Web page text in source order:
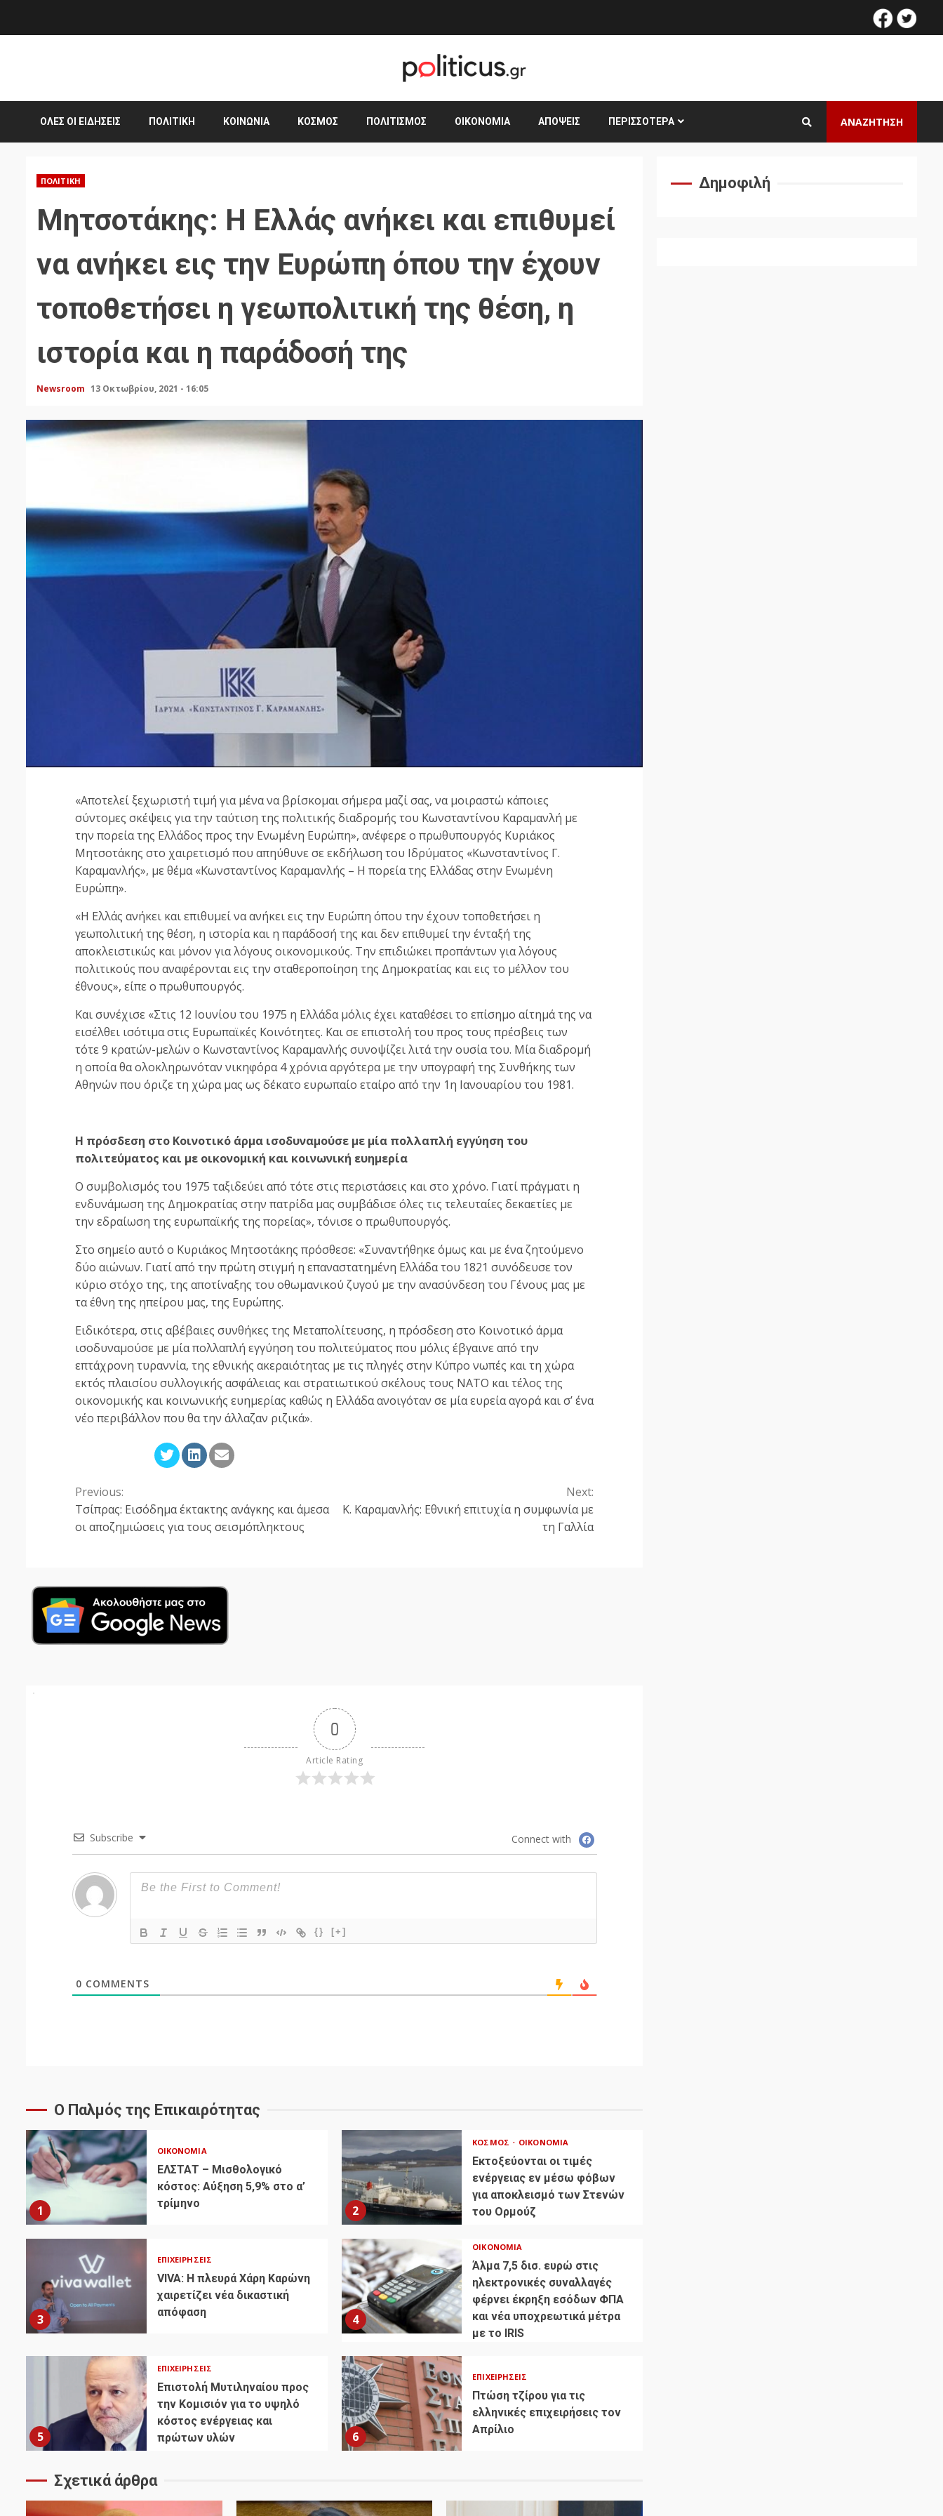
facebook
ΌΛΕΣ ΟΙ ΕΙΔΉΣΕΙΣ ΠΟΛΙΤΙΚΉ ΚΟΙΝΩΝΊΑ ΚΌΣΜΟΣ ΠΟΛΙΤΙΣΜΌΣ ΟΙΚΟΝΟΜΊΑ ΑΠΌΨΕΙΣ ΠΕΡΙΣΣΌΤΕΡΑ ΑΝΑΖΗΤΗΣΗ
ΠΟΛΙΤΙΚΉ
Μητσοτάκης: Η Ελλάς ανήκει και επιθυμεί
να ανήκει εις την Ευρώπη όπου την έχουν
τοποθετήσει η γεωπολιτική της θέση, η
ιστορία και η παράδοσή της
Newsroom 13 Οκτωβρίου, 2021 - 16:05
«Αποτελεί ξεχωριστή τιμή για μένα να βρίσκομαι σήμερα μαζί σας, να μοιραστώ κάποιες
σύντομες σκέψεις για την ταύτιση της πολιτικής διαδρομής του Κωνσταντίνου Καραμανλή με
την πορεία της Ελλάδος προς την Ενωμένη Ευρώπη», ανέφερε ο πρωθυπουργός Κυριάκος
Μητσοτάκης στο χαιρετισμό που απηύθυνε σε εκδήλωση του Ιδρύματος «Κωνσταντίνος Γ.
Καραμανλής», με θέμα «Κωνσταντίνος Καραμανλής – Η πορεία της Ελλάδας στην Ενωμένη
Ευρώπη».
«Η Ελλάς ανήκει και επιθυμεί να ανήκει εις την Ευρώπη όπου την έχουν τοποθετήσει η
γεωπολιτική της θέση, η ιστορία και η παράδοσή της και δεν επιθυμεί την ένταξή της
αποκλειστικώς και μόνον για λόγους οικονομικούς. Την επιδιώκει προπάντων για λόγους
πολιτικούς που αναφέρονται εις την σταθεροποίηση της Δημοκρατίας και εις το μέλλον του
έθνους», είπε ο πρωθυπουργός.
Και συνέχισε «Στις 12 Ιουνίου του 1975 η Ελλάδα μόλις έχει καταθέσει το επίσημο αίτημά της να
εισέλθει ισότιμα στις Ευρωπαϊκές Κοινότητες. Και σε επιστολή του προς τους πρέσβεις των
τότε 9 κρατών-μελών ο Κωνσταντίνος Καραμανλής συνοψίζει λιτά την ουσία του. Μία διαδρομή
η οποία θα ολοκληρωνόταν νικηφόρα 4 χρόνια αργότερα με την υπογραφή της Συνθήκης των
Αθηνών που όριζε τη χώρα μας ως δέκατο ευρωπαίο εταίρο από την 1η Ιανουαρίου του 1981.
Η πρόσδεση στο Κοινοτικό άρμα ισοδυναμούσε με μία πολλαπλή εγγύηση του
πολιτεύματος και με οικονομική και κοινωνική ευημερία
Ο συμβολισμός του 1975 ταξιδεύει από τότε στις περιστάσεις και στο χρόνο. Γιατί πράγματι η
ενδυνάμωση της Δημοκρατίας στην πατρίδα μας συμβάδισε όλες τις τελευταίες δεκαετίες με
την εδραίωση της ευρωπαϊκής της πορείας», τόνισε ο πρωθυπουργός.
Στο σημείο αυτό ο Κυριάκος Μητσοτάκης πρόσθεσε: «Συναντήθηκε όμως και με ένα ζητούμενο
δύο αιώνων. Γιατί από την πρώτη στιγμή η επαναστατημένη Ελλάδα του 1821 συνόδευσε τον
κύριο στόχο της, της αποτίναξης του οθωμανικού ζυγού με την ανασύνδεση του Γένους μας με
τα έθνη της ηπείρου μας, της Ευρώπης.
Ειδικότερα, στις αβέβαιες συνθήκες της Μεταπολίτευσης, η πρόσδεση στο Κοινοτικό άρμα
ισοδυναμούσε με μία πολλαπλή εγγύηση του πολιτεύματος που μόλις έβγαινε από την
επτάχρονη τυραννία, της εθνικής ακεραιότητας με τις πληγές στην Κύπρο νωπές και τη χώρα
εκτός πλαισίου συλλογικής ασφάλειας και στρατιωτικού σκέλους τους ΝΑΤΟ και τέλος της
οικονομικής και κοινωνικής ευημερίας καθώς η Ελλάδα ανοιγόταν σε μία ευρεία αγορά και σ’ ένα
νέο περιβάλλον που θα την άλλαζαν ριζικά».
Continue
Reading
Previous:
Τσίπρας: Εισόδημα έκτακτης ανάγκης και άμεσα
οι αποζημιώσεις για τους σεισμόπληκτους
Next:
K. Καραμανλής: Εθνική επιτυχία η συμφωνία με
τη Γαλλία
0
Article Rating
Subscribe Connect with
{} [+]
0 COMMENTS
Ο Παλμός της Επικαιρότητας
1
ΟΙΚΟΝΟΜΊΑ
ΕΛΣΤΑΤ – Μισθολογικό
κόστος: Αύξηση 5,9% στο α’
τρίμηνο
2
ΚΌΣΜΟΣ ΟΙΚΟΝΟΜΊΑ
Εκτοξεύονται οι τιμές
ενέργειας εν μέσω φόβων
για αποκλεισμό των Στενών
του Ορμούζ
3
ΕΠΙΧΕΙΡΉΣΕΙΣ
VIVA: Η πλευρά Χάρη Καρώνη
χαιρετίζει νέα δικαστική
απόφαση
4
ΟΙΚΟΝΟΜΊΑ
Άλμα 7,5 δισ. ευρώ στις
ηλεκτρονικές συναλλαγές
φέρνει έκρηξη εσόδων ΦΠΑ
και νέα υποχρεωτικά μέτρα
με το IRIS
5
ΕΠΙΧΕΙΡΉΣΕΙΣ
Επιστολή Μυτιληναίου προς
την Κομισιόν για το υψηλό
κόστος ενέργειας και
πρώτων υλών
6
ΕΠΙΧΕΙΡΉΣΕΙΣ
Πτώση τζίρου για τις
ελληνικές επιχειρήσεις τον
Απρίλιο
Σχετικά άρθρα
Δημοφιλή